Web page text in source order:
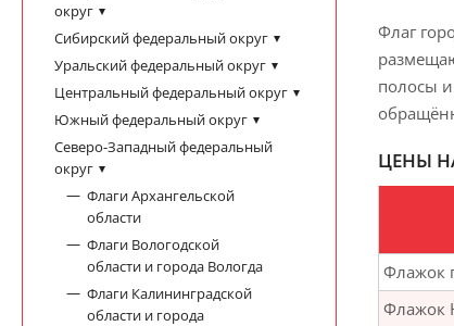
округ
Сибирский федеральный округ
Уральский федеральный округ
Центральный федеральный округ
Южный федеральный округ
Северо-Западный федеральный
округ
Флаги Архангельской
области
Флаги Вологодской
области и города Вологда
Флаги Калининградской
области и города
Флаг
полосы
ЦЕНЫ
Флажок
Флажок